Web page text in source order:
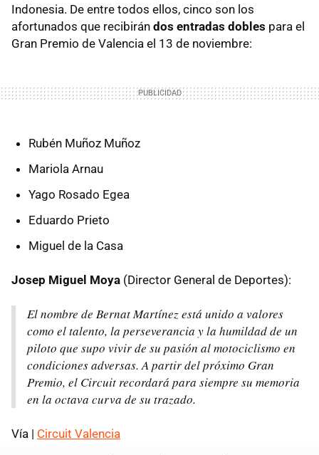
Indonesia. De entre todos ellos, cinco son los
afortunados que recibirán dos entradas dobles para el
Gran Premio de Valencia el 13 de noviembre:
Rubén Muñoz Muñoz
Mariola Arnau
Yago Rosado Egea
Eduardo Prieto
Miguel de la Casa
Josep Miguel Moya (Director General de Deportes):
El nombre de Bernat Martínez está unido a valores
como el talento, la perseverancia y la humildad de un
piloto que supo vivir de su pasión al motociclismo en
condiciones adversas. A partir del próximo Gran
Premio, el Circuit recordará para siempre su memoria
en la octava curva de su trazado.
Vía | Circuit Valencia